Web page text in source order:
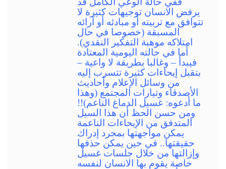
يرفض الانسان توجيهات كثيرة لا
تتوافق مع تربيته أو مبادئه أو آرائه
المسبقة (خصوصا في حال
امتلاكه موهبة التفكير النقدي).
أما في حالته اليومية المعتادة
فيبدأ – وغالبا بطريقة لا واعية –
بتقبل إيحاءات كثيرة تتسرب إليه
من وسائل الإعلام وأحاديث
الأصدقاء وتيارات المجتمع (وهذا
ما أدعوه: غسيل الدماغ الناعم)!!
ومن حسن الحظ أن هذا السيل
المتدفق من الإيحاءات الناعمة
يمكن مواجهتها بمجرد إدراك
حقيقتها.. في حين يمكن حذفها
وإزالتها من خلال جلسات غسيل
خاصة يقوم بها الانسان لنفسه